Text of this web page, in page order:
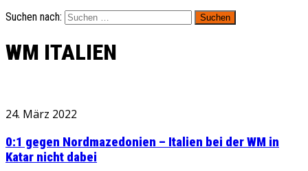
Suchen nach:
WM ITALIEN
24. März 2022
0:1 gegen Nordmazedonien – Italien bei der WM in
Katar nicht dabei